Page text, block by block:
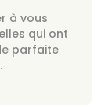
à vous
qui ont
parfaite